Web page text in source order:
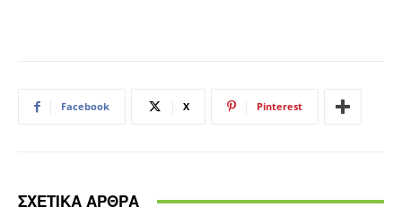
Facebook X Pinterest
ΣΧΕΤΙΚΑ ΑΡΘΡΑ